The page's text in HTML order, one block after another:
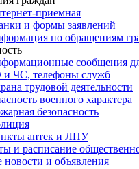
приемная
и формы заявлений
по обращениям
сообщения
и ЧС, телефоны служб
трудовой деятельности
военного характера
безопасность
аптек и ЛПУ
и расписание
и объявления